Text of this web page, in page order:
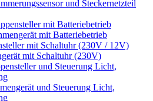
und Steckernetzteil
mit Batteriebetrieb
mit Batteriebetrieb
mit Schaltuhr (230V / 12V)
mit Schaltuhr (230V)
und Steuerung Licht,
und Steuerung Licht,